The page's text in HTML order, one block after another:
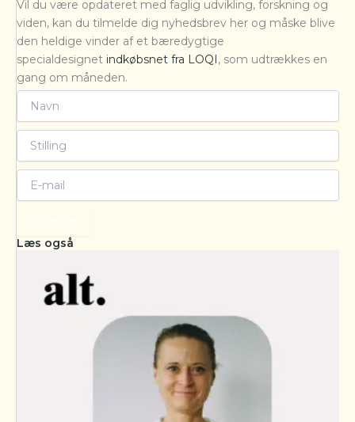
Vil du være opdateret med faglig udvikling, forskning og
viden, kan du tilmelde dig nyhedsbrev her og måske blive
den heldige vinder af et bæredygtige
specialdesignet indkøbsnet fra LOQI, som udtrækkes en
gang om måneden.
Læs også